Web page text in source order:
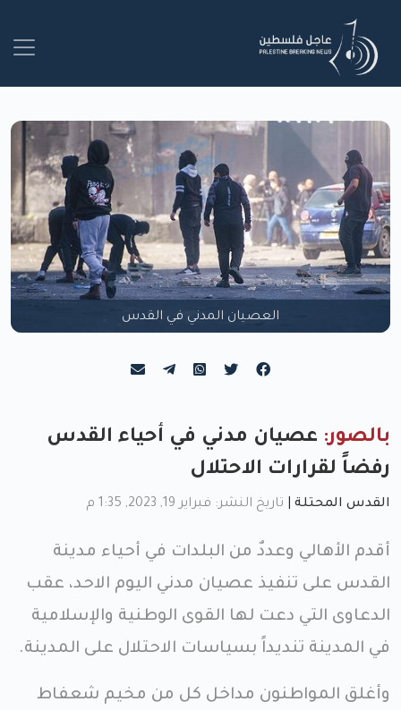
العصيان المدني في القدس
بالصور: عصيان مدني في أحياء القدس
رفضاً لقرارات الاحتلال
القدس المحتلة تاريخ النشر: فبراير 19, 2023, 1:35 م
أقدم الأهالي وعددٌ من البلدات في أحياء مدينة
القدس على تنفيذ عصيان مدني اليوم الاحد، عقب
الدعاوى التي دعت لها القوى الوطنية والإسلامية
في المدينة تنديداً بسياسات الاحتلال على المدينة.
وأغلق المواطنون مداخل كل من مخيم شعفاط